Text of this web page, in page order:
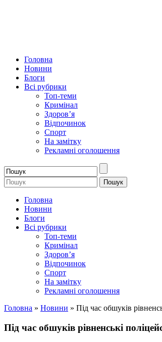
Головна
Новини
Блоги
Всі рубрики
Топ-теми
Кримінал
Здоров’я
Відпочинок
Спорт
На замітку
Рекламні оголошення
Головна
Новини
Блоги
Всі рубрики
Топ-теми
Кримінал
Здоров’я
Відпочинок
Спорт
На замітку
Рекламні оголошення
Головна » Новини » Під час обшуків
Під час обшуків рівненські